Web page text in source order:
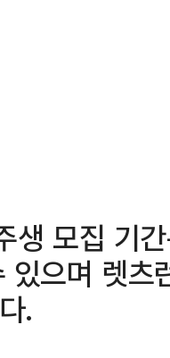
모집 기
으며 렛츠
.